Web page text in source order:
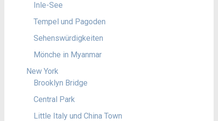
Inle-See
Tempel und Pagoden
Sehenswürdigkeiten
Mönche in Myanmar
New York
Brooklyn Bridge
Central Park
Little Italy und China Town